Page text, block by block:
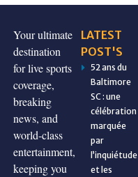
Your ultimate
destination
for live sports
coverage,
breaking
news, and
world-class
entertainment,
keeping you
LATEST
POST'S
52 ans du
Baltimore
SC : une
célébration
marquée
par
l’inquiétude
et les